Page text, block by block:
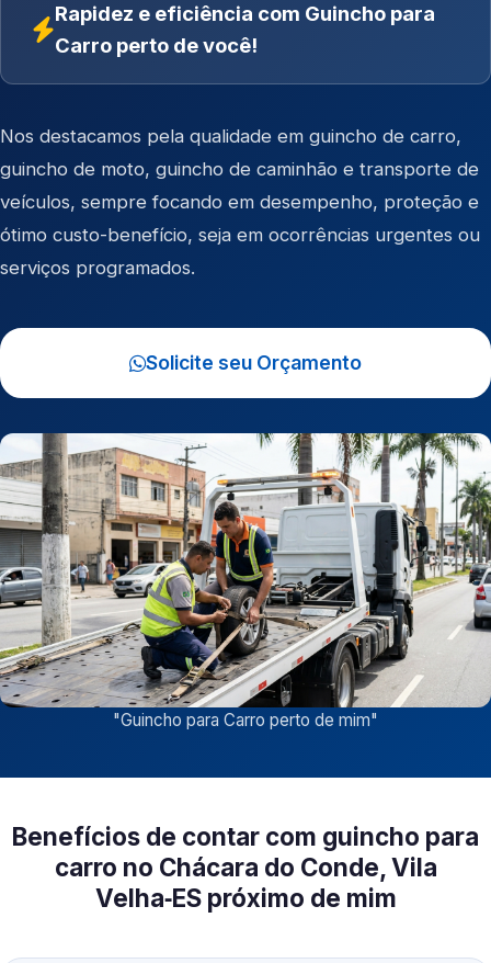
Rapidez e eficiência com Guincho para
Carro perto de você!
Nos destacamos pela qualidade em guincho de carro,
guincho de moto, guincho de caminhão e transporte de
veículos, sempre focando em desempenho, proteção e
ótimo custo-benefício, seja em ocorrências urgentes ou
serviços programados.
Solicite seu Orçamento
"Guincho para Carro perto de mim"
Benefícios de contar com guincho para
carro no Chácara do Conde, Vila
Velha‑ES próximo de mim